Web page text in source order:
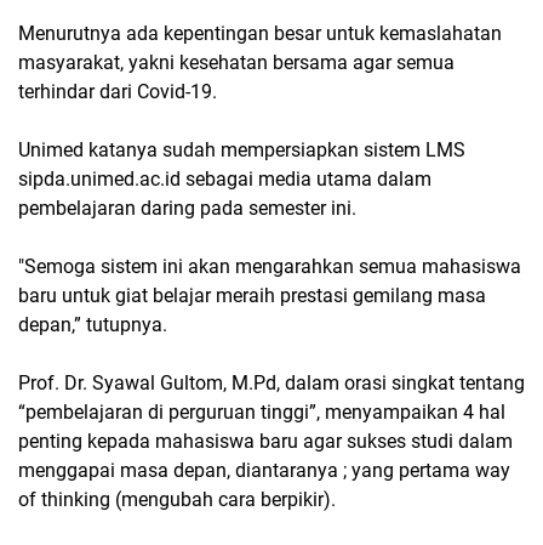
Menurutnya ada kepentingan besar untuk kemaslahatan
masyarakat, yakni kesehatan bersama agar semua
terhindar dari Covid-19.
Unimed katanya sudah mempersiapkan sistem LMS
sipda.unimed.ac.id sebagai media utama dalam
pembelajaran daring pada semester ini.
"Semoga sistem ini akan mengarahkan semua mahasiswa
baru untuk giat belajar meraih prestasi gemilang masa
depan,” tutupnya.
Prof. Dr. Syawal Gultom, M.Pd, dalam orasi singkat tentang
“pembelajaran di perguruan tinggi”, menyampaikan 4 hal
penting kepada mahasiswa baru agar sukses studi dalam
menggapai masa depan, diantaranya ; yang pertama way
of thinking (mengubah cara berpikir).